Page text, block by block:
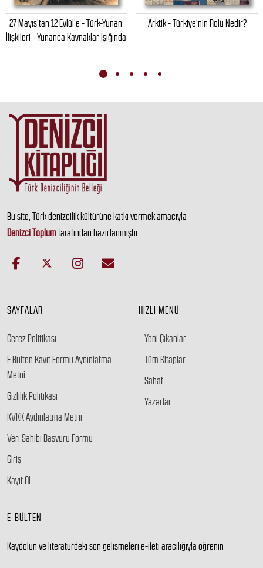
27 Mayıs’tan 12 Eylül’e - Türk-Yunan
İlişkileri - Yunanca Kaynaklar Işığında
Arktik - Türkiye'nin Rolü Nedir?
Bu site, Türk denizcilik kültürüne katkı vermek amacıyla
Denizci Toplumtarafından hazırlanmıştır.
SAYFALAR
Çerez Politikası
E Bülten Kayıt Formu Aydınlatma
Metni
Gizlilik Politikası
KVKK Aydınlatma Metni
Veri Sahibi Başvuru Formu
Giriş
Kayıt Ol
HIZLI MENÜ
Yeni Çıkanlar
Tüm Kitaplar
Sahaf
Yazarlar
E-BÜLTEN
Kaydolun ve literatürdeki son gelişmeleri e-ileti aracılığıyla öğrenin